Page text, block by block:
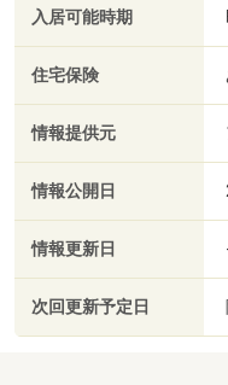
入居可能時期
住宅保険
情報提供元
情報公開日
情報更新日
次回更新予定日